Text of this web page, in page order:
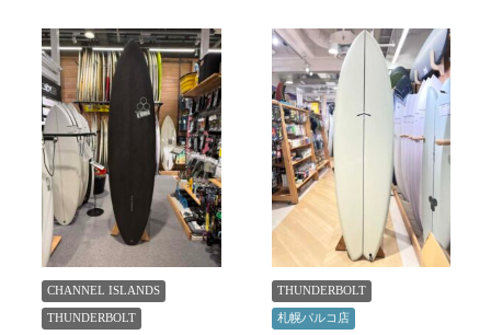
CHANNEL ISLANDS
THUNDERBOLT
THUNDERBOLT
札幌パルコ店